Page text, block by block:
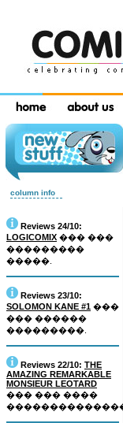
column info
Reviews 24/10:
LOGICOMIX ��� ���
���������
�����.
Reviews 23/10:
SOLOMON KANE #1 ���
��� ������
���������.
Reviews 22/10: THE
AMAZING REMARKABLE
MONSIEUR LEOTARD
��� ��� ����